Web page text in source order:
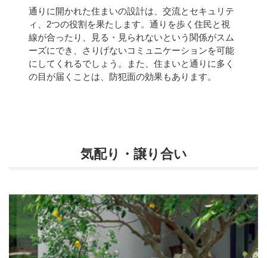
通りに開かれた住まいの設計は、交流とセキュリテ
ィ、2つの役割を果たします。通りを歩く住民と視
線が合ったり、見る・見られないという関係がスム
ーズにでき、さりげないコミュニケーションを可能
にしてくれるでしょう。また、住まいと通りに多く
の目が届くことは、防犯面の効果もあります。
気配り・譲り合い